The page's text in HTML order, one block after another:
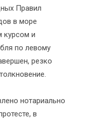
Правил
в море
курсом и
по левому
резко
нотариально
в